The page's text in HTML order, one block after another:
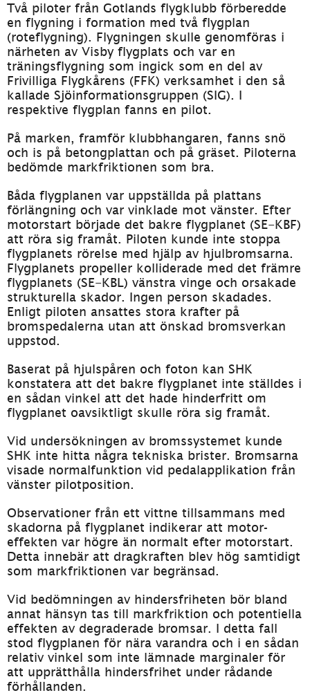
Två piloter från Gotlands flygklubb förberedde
en flygning i formation med två flygplan
(roteflygning). Flygningen skulle genomföras i
närheten av Visby flygplats och var en
träningsflygning som ingick som en del av
Frivilliga Flygkårens (FFK) verksamhet i den så
kallade Sjöinformationsgruppen (SIG). I
respektive flygplan fanns en pilot.
På marken, framför klubbhangaren, fanns snö
och is på betongplattan och på gräset. Piloterna
bedömde markfriktionen som bra.
Båda flygplanen var uppställda på plattans
förlängning och var vinklade mot vänster. Efter
motorstart började det bakre flygplanet (SE-KBF)
att röra sig framåt. Piloten kunde inte stoppa
flygplanets rörelse med hjälp av hjulbromsarna.
Flygplanets propeller kolliderade med det främre
flygplanets (SE-KBL) vänstra vinge och orsakade
strukturella skador. Ingen person skadades.
Enligt piloten ansattes stora krafter på
bromspedalerna utan att önskad bromsverkan
uppstod.
Baserat på hjulspåren och foton kan SHK
konstatera att det bakre flygplanet inte ställdes i
en sådan vinkel att det hade hinderfritt om
flygplanet oavsiktligt skulle röra sig framåt.
Vid undersökningen av bromssystemet kunde
SHK inte hitta några tekniska brister. Broms­arna
visade normalfunktion vid pedalapplikation från
vänster pilotposition.
Observationer från ett vittne tillsammans med
skadorna på flygplanet indikerar att motor­
effekten var högre än normalt efter motorstart.
Detta innebär att dragkraften blev hög sam­tidigt
som markfriktionen var begränsad.
Vid bedömningen av hindersfriheten bör bland
annat hänsyn tas till markfriktion och potentiella
effekten av degraderade bromsar. I detta fall
stod flygplanen för nära varandra och i en sådan
relativ vinkel som inte lämnade marginaler för
att upprätthålla hindersfrihet under rådande
förhållanden.